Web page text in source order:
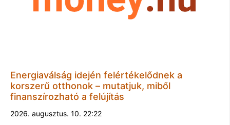
Energiaválság idején felértékelődnek a
korszerű otthonok – mutatjuk, miből
finanszírozható a felújítás
2026. augusztus. 10. 22:22